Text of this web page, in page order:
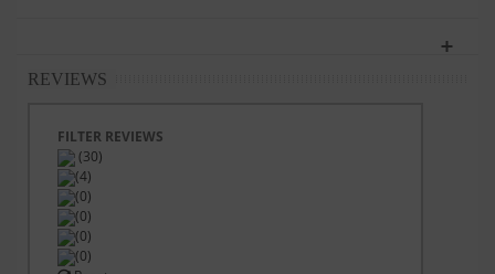
REVIEWS
FILTER REVIEWS
(30)
(4)
(0)
(0)
(0)
(0)